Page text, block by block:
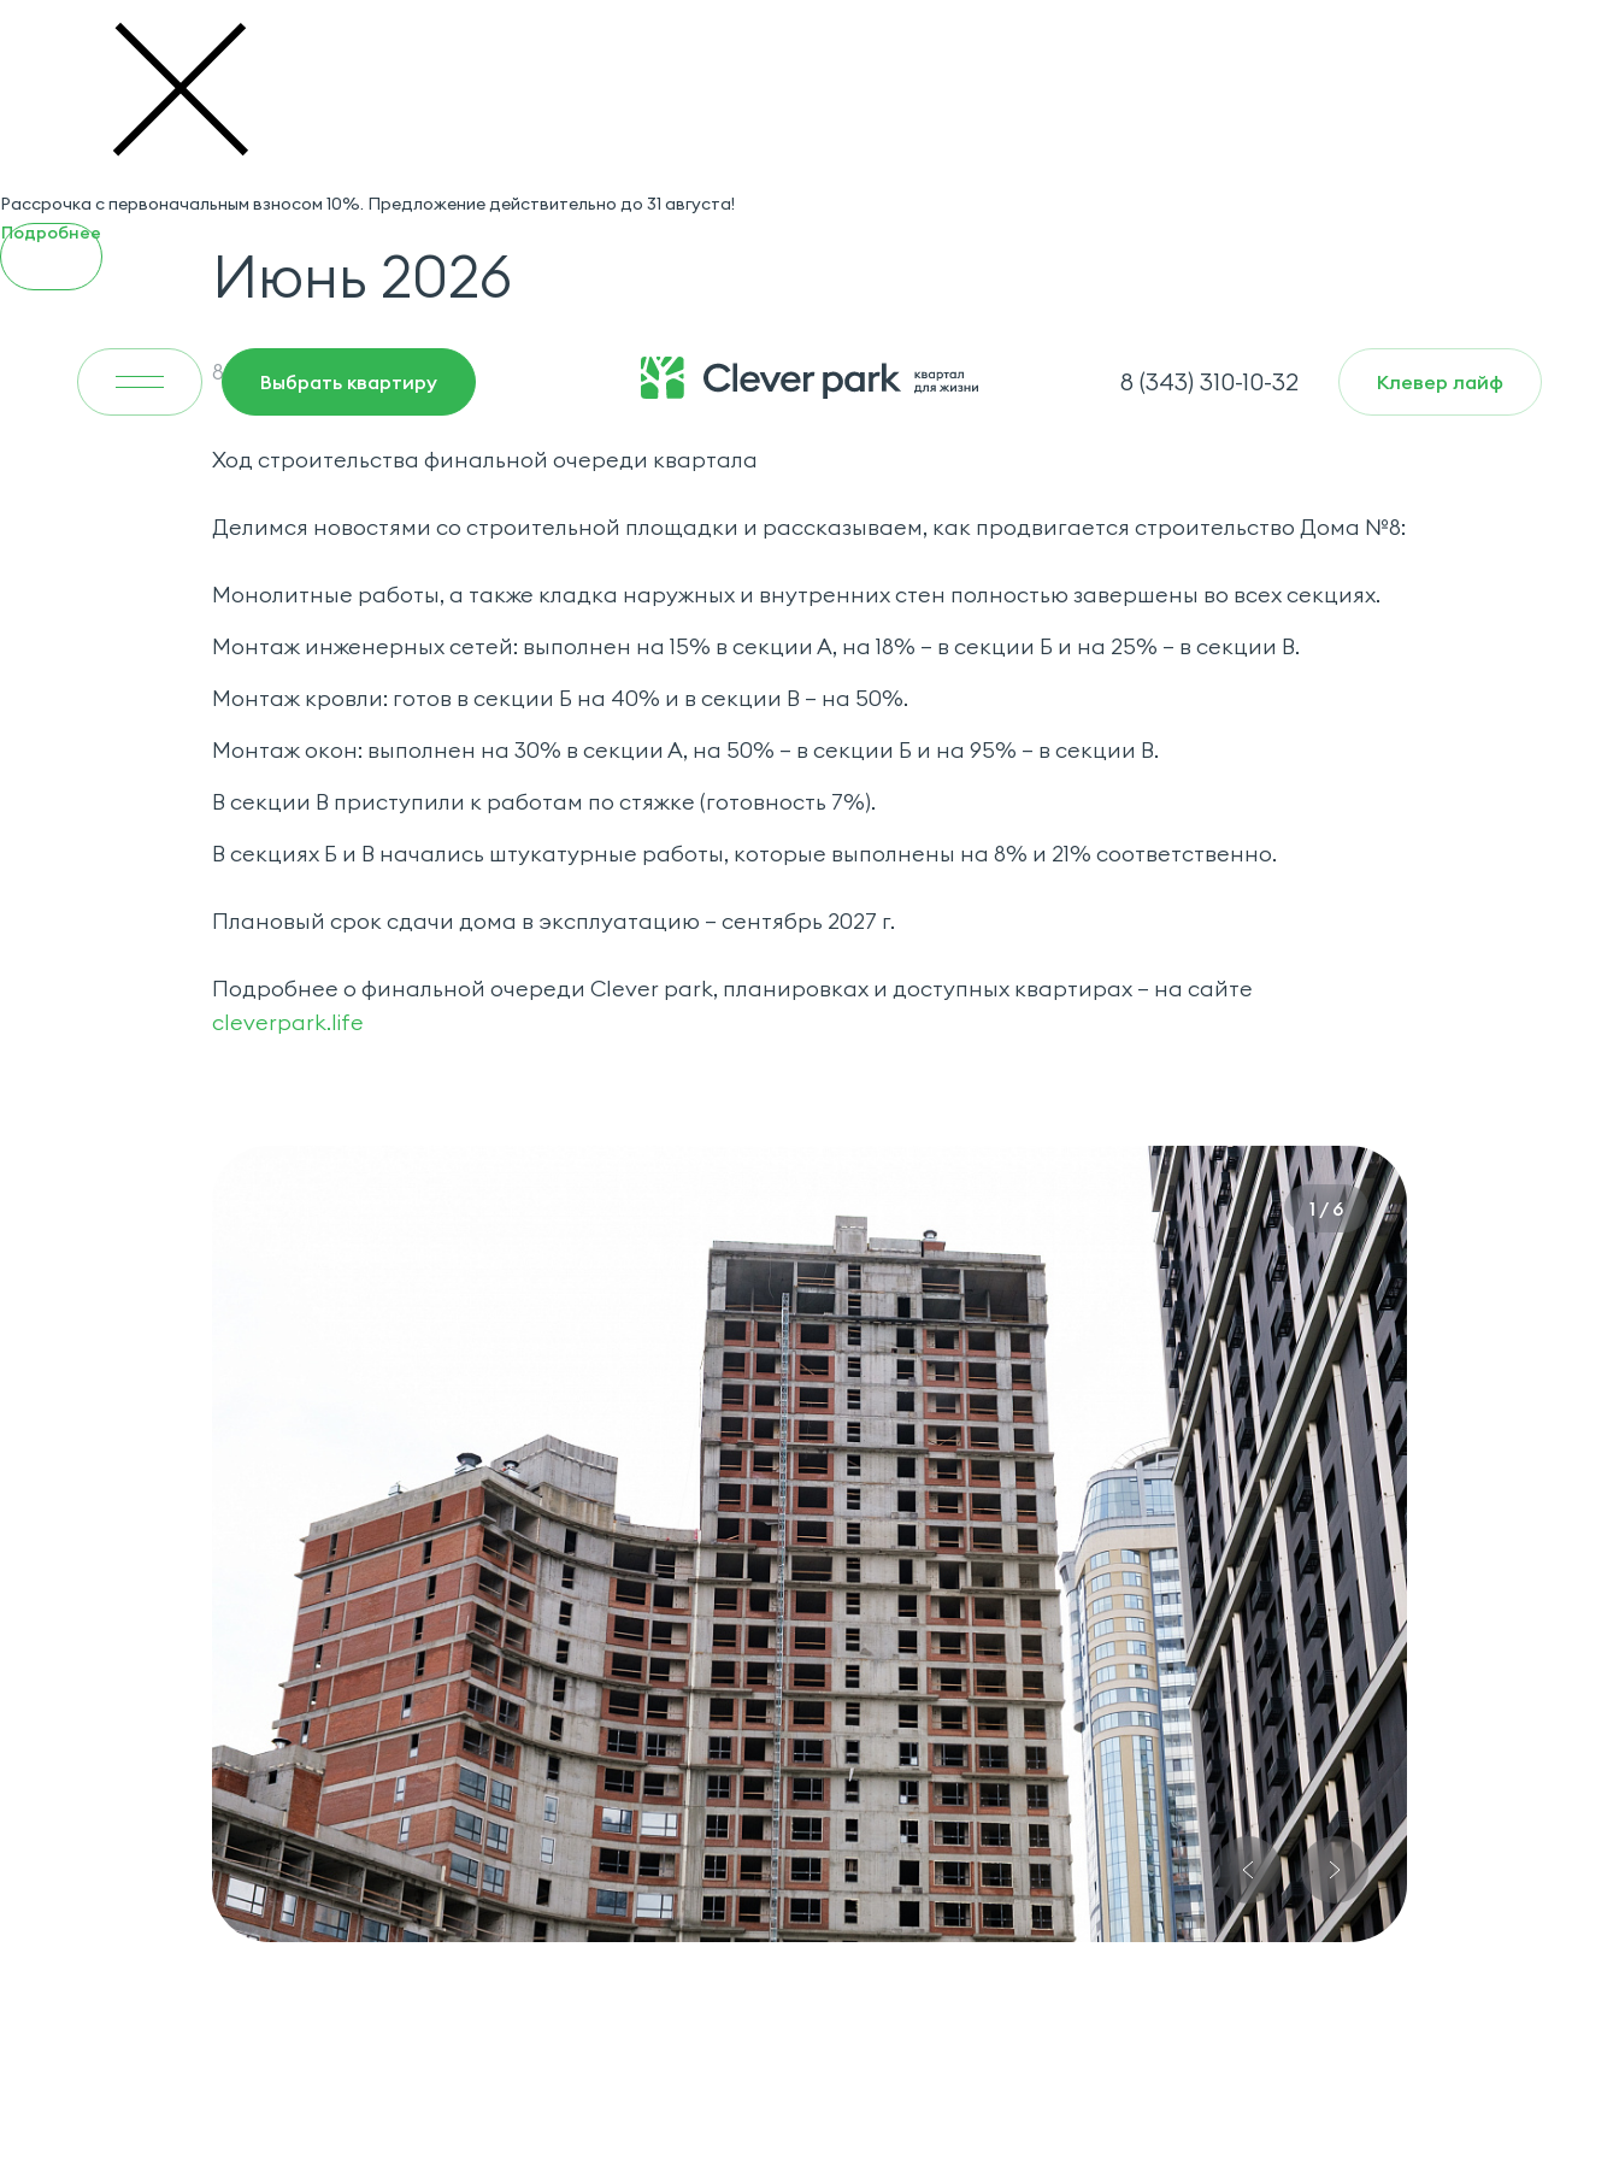
Рассрочка с первоначальным взносом 10%. Предложение действительно до 31 августа!
Подробнее
Выбрать квартиру 8 (343) 310-10-32 Клевер лайф
Июнь 2026
8 Дом
Ход строительства финальной очереди квартала
Делимся новостями со строительной площадки и рассказываем, как продвигается строительство Дома №8:
Монолитные работы, а также кладка наружных и внутренних стен полностью завершены во всех секциях.
Монтаж инженерных сетей: выполнен на 15% в секции А, на 18% — в секции Б и на 25% — в секции В.
Монтаж кровли: готов в секции Б на 40% и в секции В — на 50%.
Монтаж окон: выполнен на 30% в секции А, на 50% — в секции Б и на 95% — в секции В.
В секции В приступили к работам по стяжке (готовность 7%).
В секциях Б и В начались штукатурные работы, которые выполнены на 8% и 21% соответственно.
Плановый срок сдачи дома в эксплуатацию — сентябрь 2027 г.
Подробнее о финальной очереди Clever park, планировках и доступных квартирах — на сайте
cleverpark.life
1/ 6